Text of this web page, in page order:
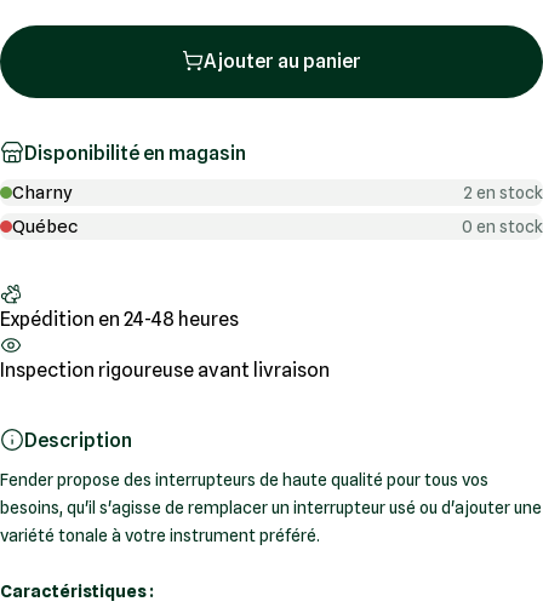
Ajouter au panier
Disponibilité en magasin
Charny 2 en stock
Québec 0 en stock
Expédition en 24-48 heures
Inspection rigoureuse avant livraison
Description
Fender propose des interrupteurs de haute qualité pour tous vos
besoins, qu'il s'agisse de remplacer un interrupteur usé ou d'ajouter une
variété tonale à votre instrument préféré.
Caractéristiques :